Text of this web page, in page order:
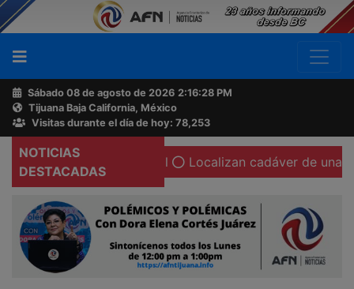
Sábado 08 de agosto de 2026 2:16:29 PM
Tijuana Baja California, México
Visitas durante el día de hoy: 78,253
NOTICIAS
DESTACADAS
cámara corporal Localizan cadáver de una mujer
Buscador
Acerca
de
AFN
Ventas